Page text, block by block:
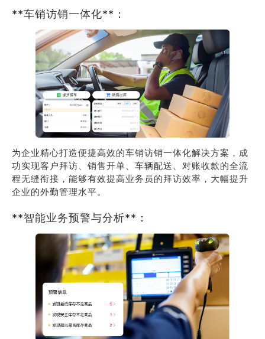
**车销访销一体化**：
为企业精心打造便捷高效的车销访销一体化解决方案，成
功实现客户拜访、销售开单、车辆配送、对账收款的全流
程无缝衔接，能够有效提高业务员的拜访效率，大幅提升
企业的外勤管理水平。
**智能业务预警与分析**：